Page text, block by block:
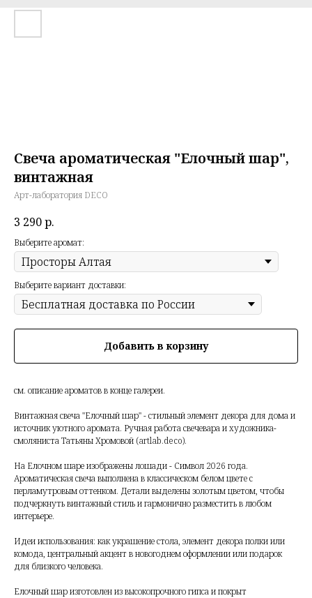
Свеча ароматическая "Елочный шар",
винтажная
Арт-лаборатория DECO
3 290р.
Выберите аромат:
Выберите вариант доставки:
Добавить в корзину
см. описание ароматов в конце галереи.
Винтажная свеча "Елочный шар" - стильный элемент декора для дома и
источник уютного аромата. Ручная работа свечевара и художника-
смоляниста Татьяны Хромовой (artlab.deco).
На Елочном шаре изображены лошади - Символ 2026 года.
Ароматическая свеча выполнена в классическом белом цвете с
перламутровым оттенком. Детали выделены золотым цветом, чтобы
подчеркнуть винтажный стиль и гармонично разместить в любом
интерьере.
Идеи использования: как украшение стола, элемент декора полки или
комода, центральный акцент в новогоднем оформлении или подарок
для близкого человека.
Елочный шар изготовлен из высокопрочного гипса и покрыт